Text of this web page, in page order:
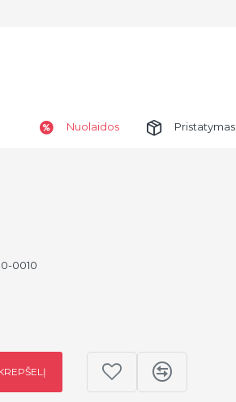
Nuolaidos Pristatymas
0010